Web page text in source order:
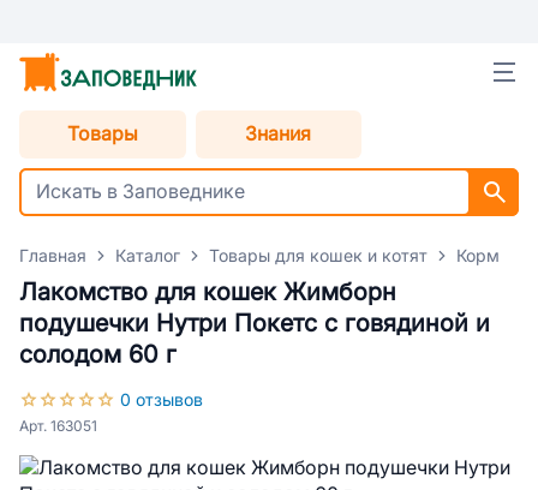
Товары Знания
Главная Каталог Товары для кошек и котят Корм
Лакомство для кошек Жимборн
подушечки Нутри Покетс с говядиной и
солодом 60 г
0 отзывов
Арт. 163051